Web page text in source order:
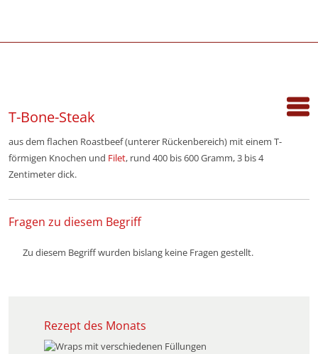
T-Bone-Steak
aus dem flachen Roastbeef (unterer Rückenbereich) mit einem T-
förmigen Knochen und Filet, rund 400 bis 600 Gramm, 3 bis 4
Zentimeter dick.
Fragen zu diesem Begriff
Zu diesem Begriff wurden bislang keine Fragen gestellt.
Rezept des Monats